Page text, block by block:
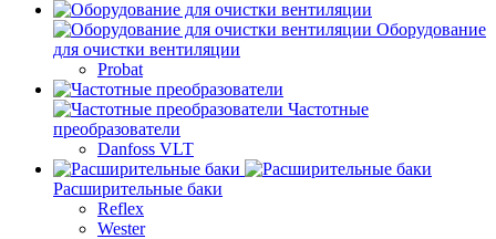
Оборудование
для очистки вентиляции
Probat
Частотные
преобразователи
Danfoss VLT
Расширительные баки
Reflex
Wester